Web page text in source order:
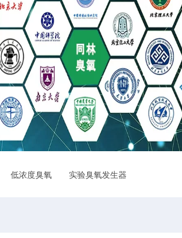
低浓度臭氧 实验臭氧发生器